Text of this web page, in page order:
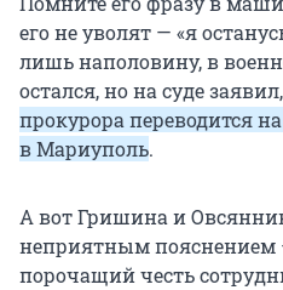
его не уволят — «я
лишь наполовину, в
остался, но на суде
прокурора переводится
в Мариуполь.
А вот Гришина и
неприятным пояснением
порочащий честь